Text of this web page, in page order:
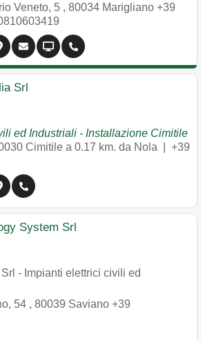
Veneto, 5 , 80034 Marigliano +39
Srl
ed Industriali - Installazione Cimitile
Cimitile a 0.17 km. da Nola | +39
System Srl
- Impianti elettrici civili ed
54 , 80039 Saviano +39